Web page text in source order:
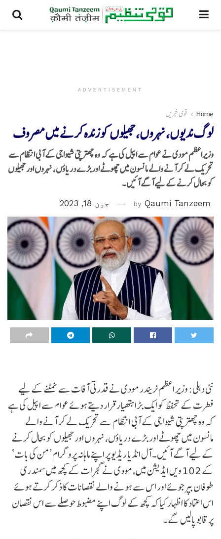
ADVERTISEMENT
Home قومی خبریں
لوگ ندیوں، نہروں، جھیلوں کو زندہ کرنے میں مصروف
وزیراعظم مودی نے عوام سے اپیل کی ہے کہ وہ چھترپتی شیواجی کے آبی انتظام سے
تحریک لے کر آنے والے مانسون میں چھوٹے اور بڑے دریاؤں، نہروں اور جھیلوں
کو بحال کرنے کے لیے آگے آئیں۔
by Qaumi Tanzeem جون 18, 2023
نئی دہلی: وزیر اعظم نریندر مودی نے قدرتی آفات سے نمٹنے کے لیے
فطرت کے تحفظ کو ایک بڑا ہتھیار قرار دیتے ہوئے عوام سے اپیل کی ہے
کہ وہ چھترپتی شیواجی کے آبی انتظام سے تحریک لے کر آنے والے
مانسون میں چھوٹے اور بڑے دریاؤں، نہروں اور جھیلوں کو بحال کرنے
کے لیے آگے آئیں۔ آل انڈیا ریڈیو پر اپنے ماہانہ پروگرام ’من کی بات‘
کے 102 ویں ایڈیشن میں، مودی نے گجرات کے کچھ میں سمندری
طوفان بپرجوئے اور اس سے ہونے والے نقصانات کا ذکر کرتے ہوئے
اس اعتماد کا اظہار کیا کہ کچھ کے لوگ اپنے مضبوط حوصلے سے اس نقصان
پر قابو پالیں گے۔